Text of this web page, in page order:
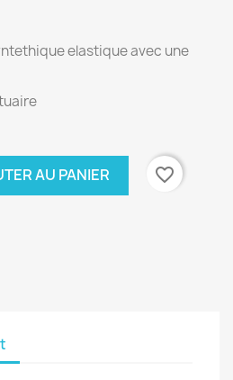
elastique avec une
AU PANIER favorite_border